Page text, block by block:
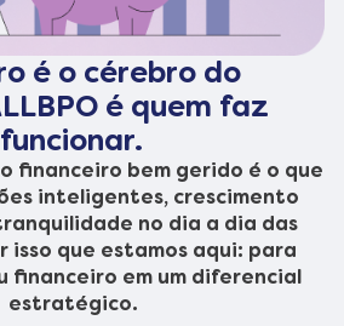
é o cérebro do
é quem faz
financeiro bem gerido é o que
inteligentes, crescimento
no dia a dia das
isso que estamos aqui: para
financeiro em um diferencial
estratégico.